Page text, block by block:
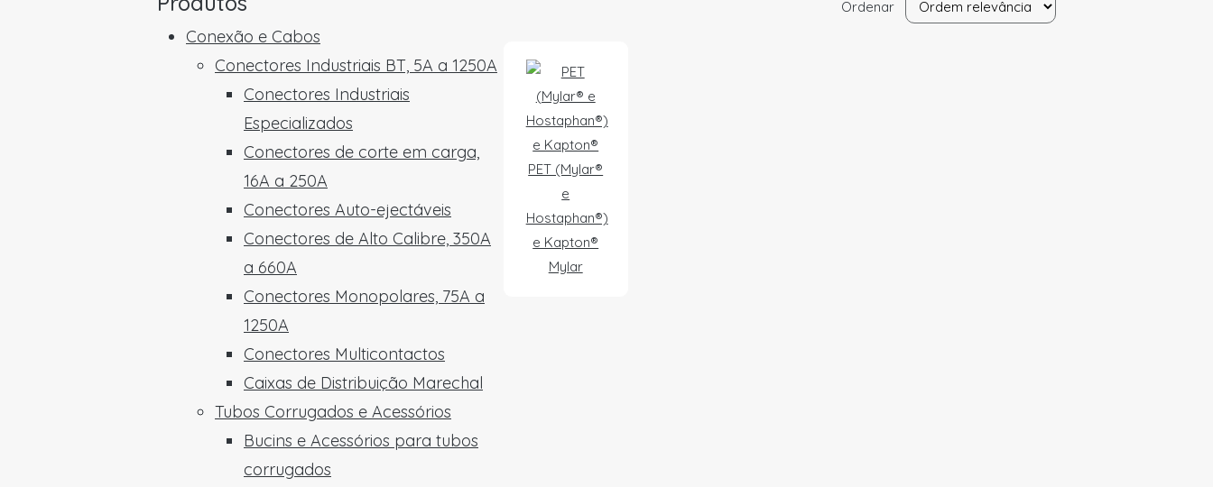
Conexão e Cabos
Conectores Industriais BT, 5A a 1250A
Conectores Industriais
Especializados
Conectores de corte em carga,
16A a 250A
Conectores Auto-ejectáveis
Conectores de Alto Calibre, 350A
a 660A
Conectores Monopolares, 75A a
1250A
Conectores Multicontactos
Caixas de Distribuição Marechal
Tubos Corrugados e Acessórios
Bucins e Acessórios para tubos
corrugados
Ordenar
PET (Mylar®
e
Hostaphan®)
e Kapton®
Mylar